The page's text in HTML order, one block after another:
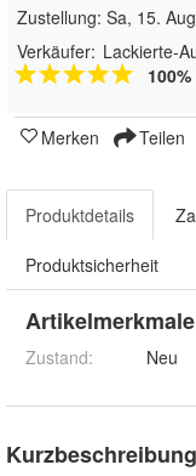
Zustellung: Sa, 15.
Verkäufer: Lackierte-
Merken Teilen
Produktdetails
Produktsicherheit
Artikelmerkmale
Zustand: Neu
Kurzbeschreibung